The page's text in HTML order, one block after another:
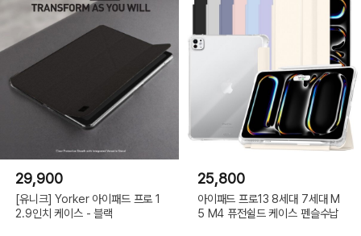
29,900
[유니크] Yorker 아이패드 프로 1
2.9인치 케이스 - 블랙
25,800
아이패드 프로13 8세대 7세대 M
5 M4 퓨전쉴드 케이스 펜슬수납